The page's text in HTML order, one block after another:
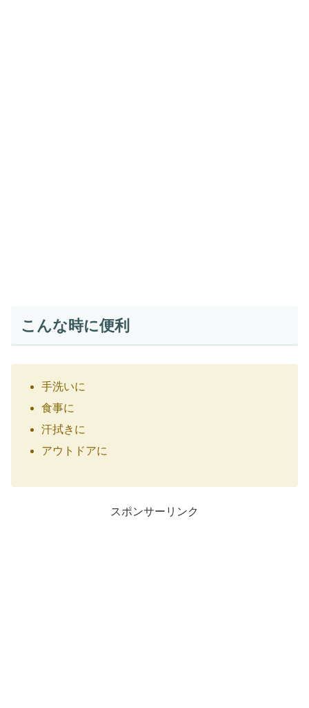
こんな時に便利
手洗いに
食事に
汗拭きに
アウトドアに
スポンサーリンク